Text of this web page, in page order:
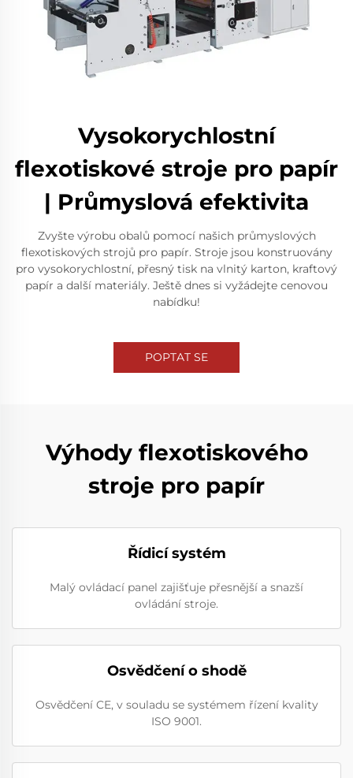
Vysokorychlostní
flexotiskové stroje pro papír
| Průmyslová efektivita
Zvyšte výrobu obalů pomocí našich průmyslových
flexotiskových strojů pro papír. Stroje jsou konstruovány
pro vysokorychlostní, přesný tisk na vlnitý karton, kraftový
papír a další materiály. Ještě dnes si vyžádejte cenovou
nabídku!
POPTAT SE
Výhody flexotiskového
stroje pro papír
Řídicí systém
Malý ovládací panel zajišťuje přesnější a snazší
ovládání stroje.
Osvědčení o shodě
Osvědčení CE, v souladu se systémem řízení kvality
ISO 9001.